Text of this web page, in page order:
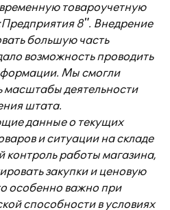
товароучетную
8". Внедрение
большую часть
возможность проводить
Мы смогли
масштабы деятельности
штата.
данные о текущих
и ситуации на складе
контроль работы магазина,
закупки и ценовую
особенно важно при
способности в условиях